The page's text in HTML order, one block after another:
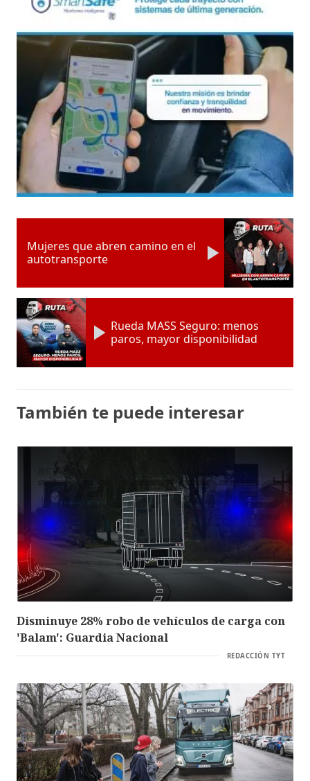
Mujeres que abren camino en el
autotransporte
Rueda MASS Seguro: menos
paros, mayor disponibilidad
También te puede interesar
Disminuye 28% robo de vehículos de carga con
'Balam': Guardia Nacional
REDACCIÓN TYT